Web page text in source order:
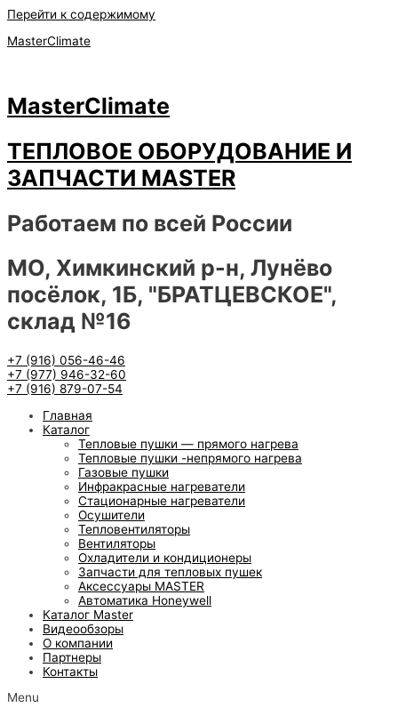
Перейти к содержимому
MasterClimate
MasterClimate
ТЕПЛОВОЕ ОБОРУДОВАНИЕ И
ЗАПЧАСТИ MASTER
Работаем по всей России
МО, Химкинский р-н, Лунёво
посёлок, 1Б, "БРАТЦЕВСКОЕ",
склад №16
+7 (916) 056-46-46
+7 (977) 946-32-60
+7 (916) 879-07-54
Главная
Каталог
Тепловые пушки — прямого нагрева
Тепловые пушки -непрямого нагрева
Газовые пушки
Инфракрасные нагреватели
Стационарные нагреватели
Осушители
Тепловентиляторы
Вентиляторы
Охладители и кондиционеры
Запчасти для тепловых пушек
Аксессуары MASTER
Автоматика Honeywell
Каталог Master
Видеообзоры
О компании
Партнеры
Контакты
Menu